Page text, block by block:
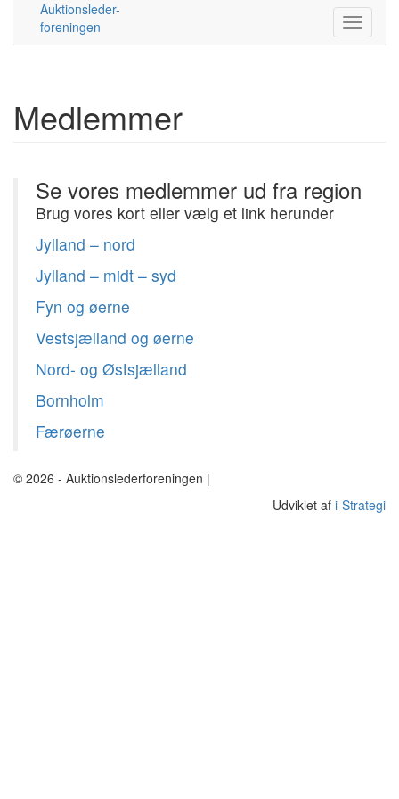
Auktionsleder-
foreningen
Medlemmer
Se vores medlemmer ud fra region
Brug vores kort eller vælg et link herunder
Jylland – nord
Jylland – midt – syd
Fyn og øerne
Vestsjælland og øerne
Nord- og Østsjælland
Bornholm
Færøerne
© 2026 - Auktionslederforeningen |
Udviklet af i-Strategi